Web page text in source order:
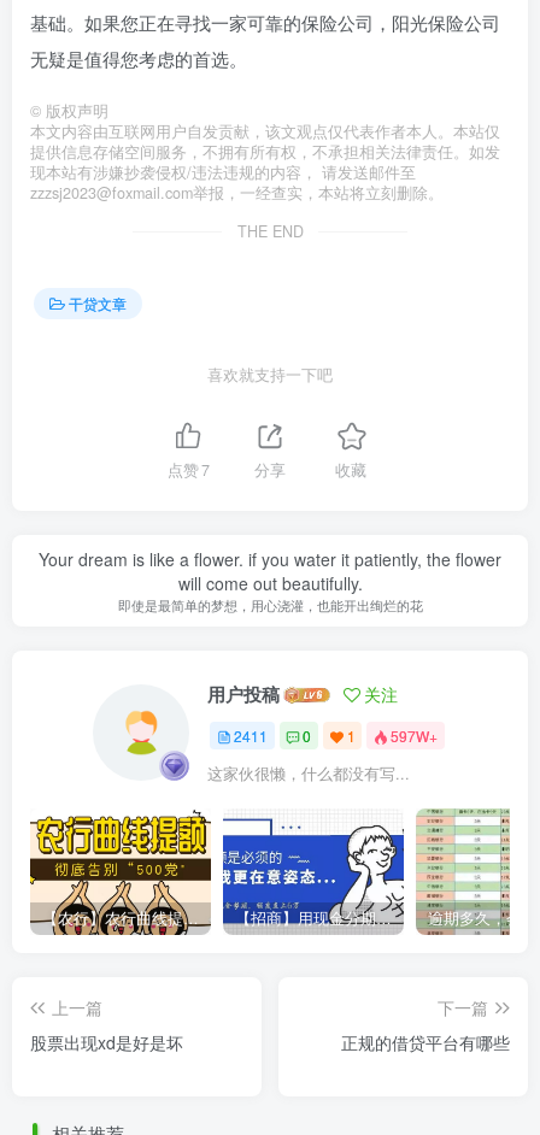
基础。如果您正在寻找一家可靠的保险公司，阳光保险公司
无疑是值得您考虑的首选。
© 版权声明
本文内容由互联网用户自发贡献，该文观点仅代表作者本人。本站仅
提供信息存储空间服务，不拥有所有权，不承担相关法律责任。如发
现本站有涉嫌抄袭侵权/违法违规的内容， 请发送邮件至
zzzsj2023@foxmail.com举报，一经查实，本站将立刻删除。
THE END
干贷文章
喜欢就支持一下吧
点赞7 分享 收藏
Your dream is like a flower. if you water it patiently, the flower
will come out beautifully.
即使是最简单的梦想，用心浇灌，也能开出绚烂的花
用户投稿 关注
2411 0 1 597W+
这家伙很懒，什么都没有写...
【农行】农行曲线提额，彻底告别“500党” 【招商】用现金分期提额，额度直上6万
上一篇
股票出现xd是好是坏
下一篇
正规的借贷平台有哪些